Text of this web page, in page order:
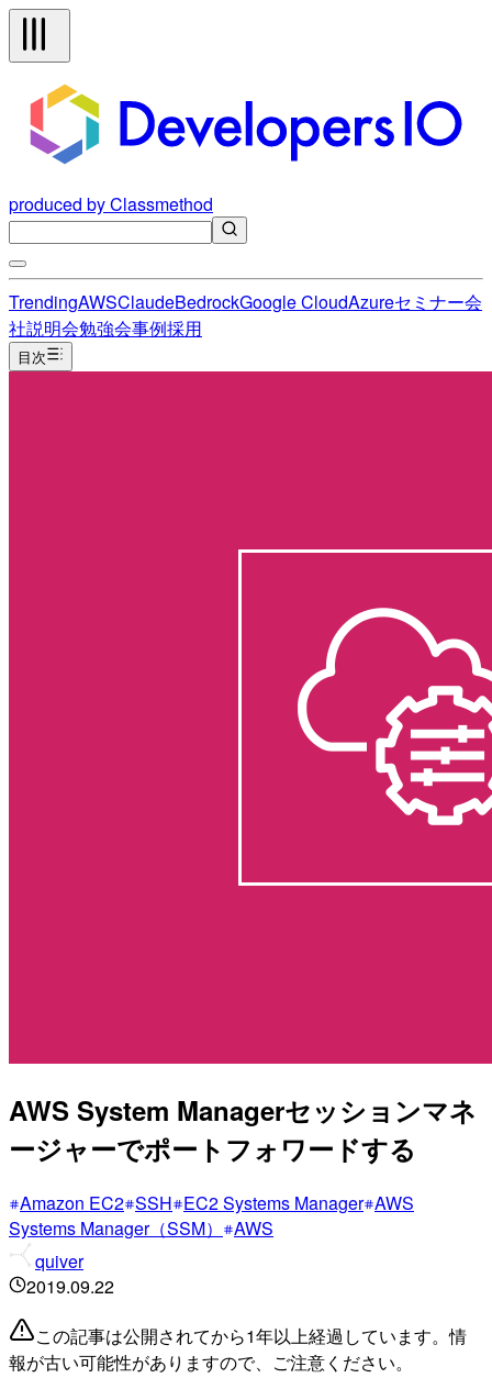
produced by Classmethod
TrendingAWSClaudeBedrockGoogle CloudAzureセミナー会
社説明会勉強会事例採用
目次
AWS System Managerセッションマネ
ージャーでポートフォワードする
Amazon EC2 SSH EC2 Systems Manager AWS
Systems Manager（SSM）
AWS
quiver
2019.09.22
この記事は公開されてから1年以上経過しています。情
報が古い可能性がありますので、ご注意ください。